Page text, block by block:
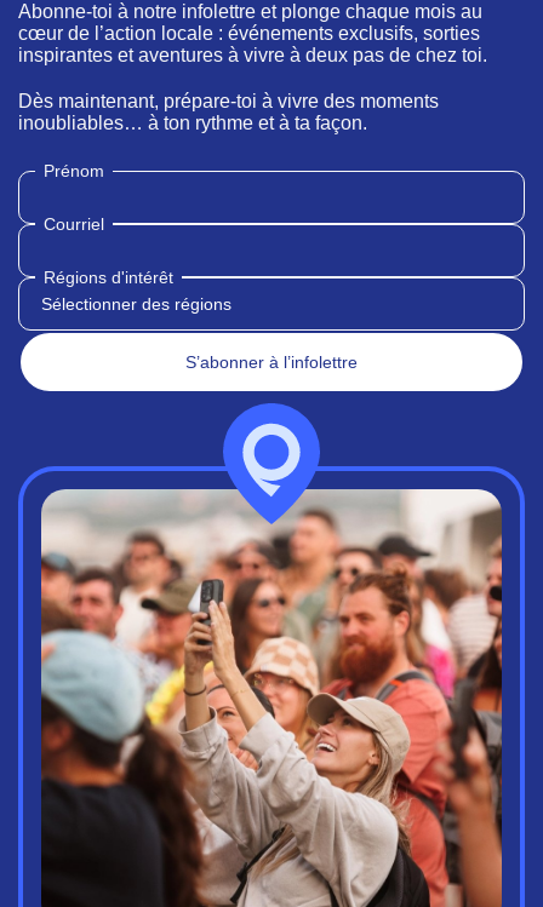
Abonne-toi à notre infolettre et plonge chaque mois au
cœur de l’action locale : événements exclusifs, sorties
inspirantes et aventures à vivre à deux pas de chez toi.
Dès maintenant, prépare-toi à vivre des moments
inoubliables… à ton rythme et à ta façon.
Prénom
Courriel
Régions d'intérêt
Sélectionner des régions
S’abonner à l’infolettre